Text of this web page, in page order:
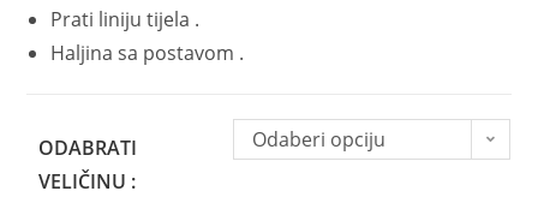
Prati liniju tijela .
Haljina sa postavom .
ODABRATI
VELIČINU :
Odaberi opciju